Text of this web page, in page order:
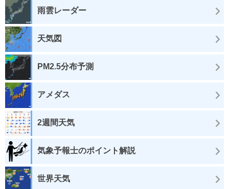
雨雲レーダー
天気図
PM2.5分布予測
アメダス
2週間天気
気象予報士のポイント解説
世界天気